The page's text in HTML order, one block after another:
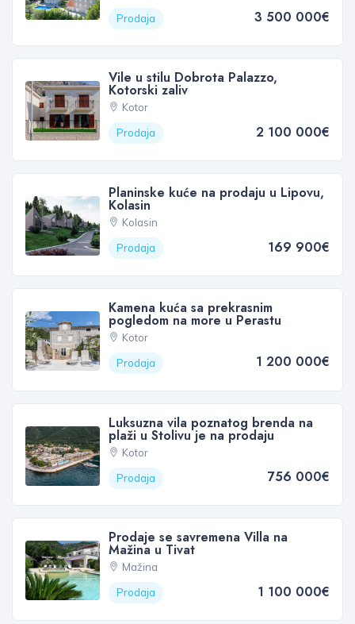
Prodaja
3 500 000€
Vile u stilu Dobrota Palazzo,
Kotorski zaliv
Kotor
Prodaja
2 100 000€
Planinske kuće na prodaju u Lipovu,
Kolasin
Kolasin
Prodaja
169 900€
Kamena kuća sa prekrasnim
pogledom na more u Perastu
Kotor
Prodaja
1 200 000€
Luksuzna vila poznatog brenda na
plaži u Stolivu je na prodaju
Kotor
Prodaja
756 000€
Prodaje se savremena Villa na
Mažina u Tivat
Mažina
Prodaja
1 100 000€